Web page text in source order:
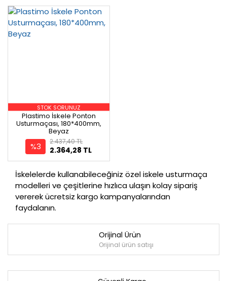
STOK SORUNUZ
Plastimo İskele Ponton
Usturmaçası, 180*400mm,
Beyaz
%3 2.364,28 TL
2.437,40 TL
İskelelerde kullanabileceğiniz özel iskele usturmaça
modelleri ve çeşitlerine hızlıca ulaşın kolay sipariş
vererek ücretsiz kargo kampanyalarından
faydalanın.
Orijinal Ürün
Orijinal ürün satışı